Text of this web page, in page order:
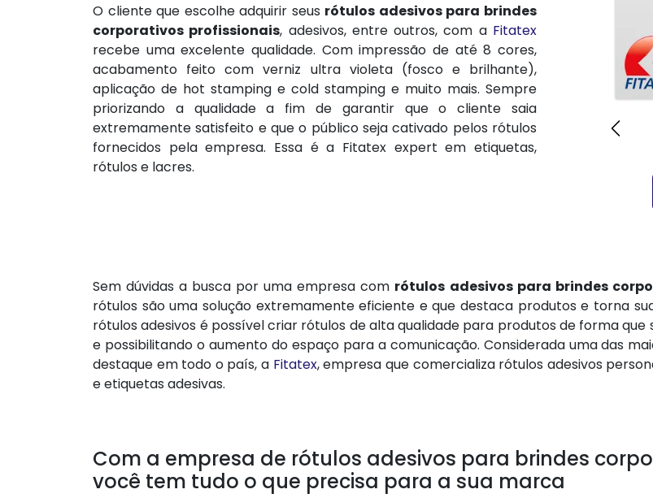
O cliente que escolhe adquirir seus rótulos adesivos para brindes
corporativos profissionais, adesivos, entre outros, com a Fitatex
recebe uma excelente qualidade. Com impressão de até 8 cores,
acabamento feito com verniz ultra violeta (fosco e brilhante),
aplicação de hot stamping e cold stamping e muito mais. Sempre
priorizando a qualidade a fim de garantir que o cliente saia
extremamente satisfeito e que o público seja cativado pelos rótulos
fornecidos pela empresa. Essa é a Fitatex expert em etiquetas,
rótulos e lacres.
Sem dúvidas a busca por uma empresa com rótulos adesivos para brindes
rótulos são uma solução extremamente eficiente e que destaca produtos e torna
rótulos adesivos é possível criar rótulos de alta qualidade para produtos de forma
e possibilitando o aumento do espaço para a comunicação. Considerada uma das
destaque em todo o país, a Fitatex, empresa que comercializa rótulos adesivos
e etiquetas adesivas.
Com a empresa de rótulos adesivos para brindes
você tem tudo o que precisa para a sua marca